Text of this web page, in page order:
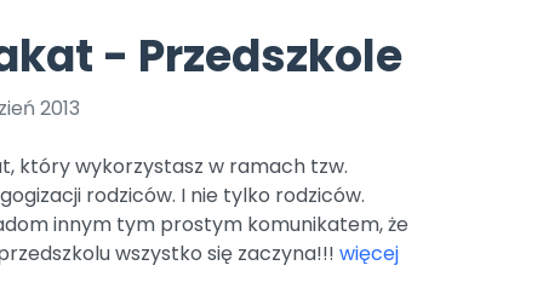
Polecamy
Promocje
czerwca 2024 r. uzyskała
r. Nr decyzji:
Online.
Bliżej Pieska
Pomoc zwierzętom
TikTok
Zobacz nas na TikToku
YouTube
Filmy edukacyjne
- Przedszkole
2013
który wykorzystasz w ramach tzw.
rodziców. I nie tylko rodziców.
innym tym prostym komunikatem, że
wszystko się zaczyna!!! więcej